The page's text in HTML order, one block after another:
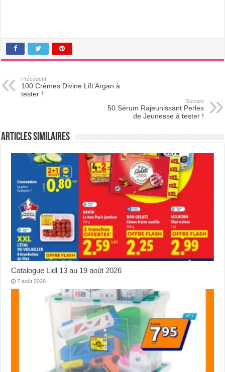
Précédent
100 Crèmes Divine Lift’Argan à
tester !
Suivant
50 Sérum Rajeunissant Perles
de Jeunesse à tester !
Articles Similaires
Catalogue Lidl 13 au 19 août 2026
7 août 2026